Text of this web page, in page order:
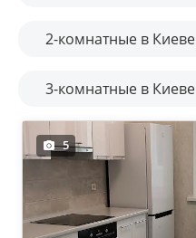
2-комнатные в Киеве
3-комнатные в Киеве
5